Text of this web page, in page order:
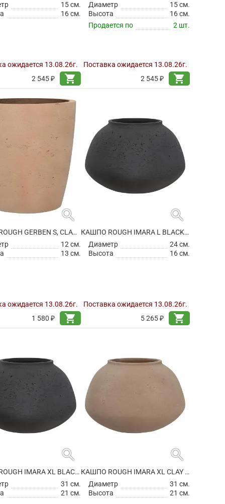
15 см.
16 см.
ожидается 13.08.26г.
2 545 ₽
shopping_cart
Диаметр
15 см.
Высота
16 см.
Продается по
2 шт.
Поставка ожидается 13.08.26г.
2 545 ₽
shopping_cart
search
КАШПО ROUGH GERBEN S, CLAY WASHED
12 см.
13 см.
ожидается 13.08.26г.
1 580 ₽
shopping_cart
search
КАШПО ROUGH IMARA L BLACK WASHED
Диаметр
24 см.
Высота
16 см.
Поставка ожидается 13.08.26г.
5 265 ₽
shopping_cart
search
КАШПО ROUGH IMARA XL BLACK WASHED
31 см.
21 см.
search
КАШПО ROUGH IMARA XL CLAY WASHED
Диаметр
31 см.
Высота
21 см.